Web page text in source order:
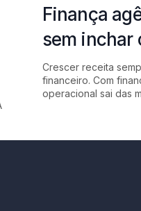
Finança
sem inchar
Crescer receita
financeiro. Com
operacional sai das